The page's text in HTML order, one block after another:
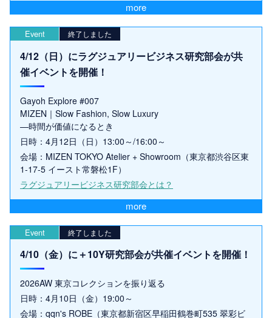
more
Event 終了しました
4/12（日）にラグジュアリービジネス研究部会が共
催イベントを開催！
Gayoh Explore #007
MIZEN｜Slow Fashion, Slow Luxury
—時間が価値になるとき
日時：4月12日（日）13:00～/16:00～
会場：MIZEN TOKYO Atelier + Showroom（東京都渋谷区東
1-17-5 イースト常磐松1F）
ラグジュアリービジネス研究部会とは？
more
Event 終了しました
4/10（金）に＋10Y研究部会が共催イベントを開催！
2026AW 東京コレクションを振り返る
日時：4月10日（金）19:00～
会場：qqn's ROBE（東京都新宿区早稲田鶴巻町535 翠彩ビ